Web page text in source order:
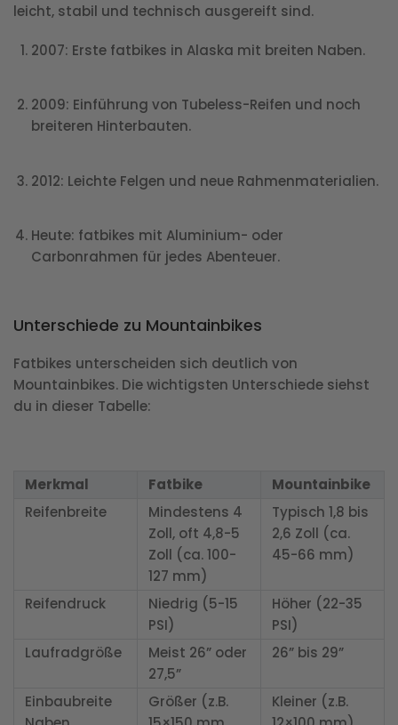
leicht, stabil und technisch ausgereift sind.
2007: Erste fatbikes in Alaska mit breiten Naben.
2009: Einführung von Tubeless-Reifen und noch
breiteren Hinterbauten.
2012: Leichte Felgen und neue Rahmenmaterialien.
Heute: fatbikes mit Aluminium- oder
Carbonrahmen für jedes Abenteuer.
Unterschiede zu Mountainbikes
Fatbikes unterscheiden sich deutlich von
Mountainbikes. Die wichtigsten Unterschiede siehst
du in dieser Tabelle:
Merkmal Fatbike
Mountainbike
Reifenbreite
Mindestens 4
Zoll, oft 4,8-5
Zoll (ca. 100-
127 mm)
Typisch 1,8 bis
2,6 Zoll (ca.
45-66 mm)
Reifendruck
Niedrig (5-15
PSI)
Höher (22-35
PSI)
Laufradgröße
Meist 26” oder
27,5”
26” bis 29”
Einbaubreite
Größer (z.B.
Kleiner (z.B.